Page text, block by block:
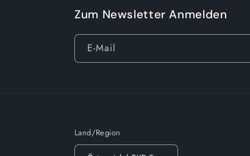
Zum Newsletter Anmelden
E-Mail
Land/Region